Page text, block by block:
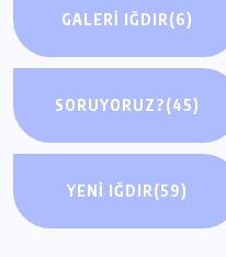
GALERI IĞDIR(6)
SORUYORUZ?(45)
YENI IĞDIR(59)